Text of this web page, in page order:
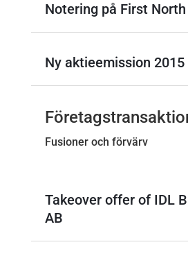
Notering på First
Ny aktieemission 2015
Fusioner och förvärv
Takeover offer of IDL
AB